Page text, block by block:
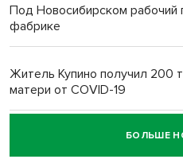
Под Новосибирском рабочий
фабрике
Житель Купино получил 200
матери от COVID-19
Новосибирский суд наказал
пенсионерки на вокзале
БОЛЬШЕ